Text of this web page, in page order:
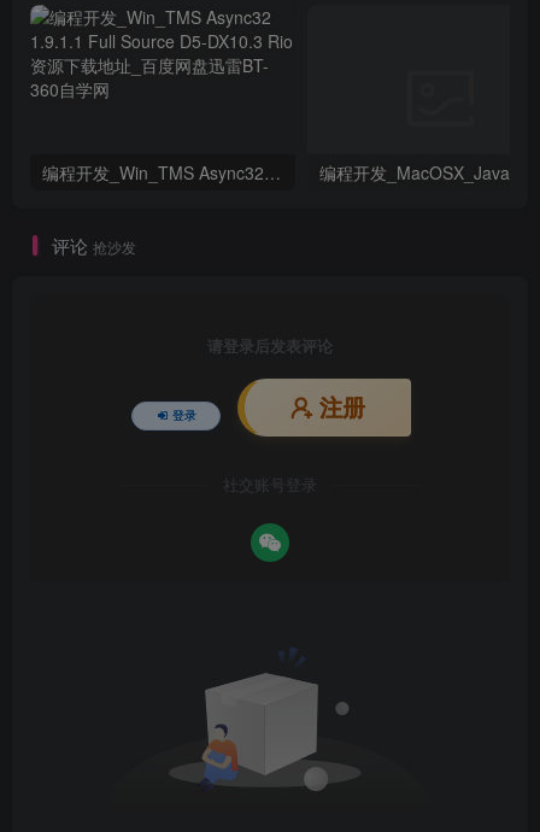
编程开发_Win_TMS Async32 1.9.1.1 Full Source D5-DX10.3 Rio资源下载地址_百度网盘迅雷BT
评论 抢沙发
请登录后发表评论
登录 注册
社交账号登录